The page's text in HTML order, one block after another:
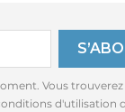
Vous
d'utilisation